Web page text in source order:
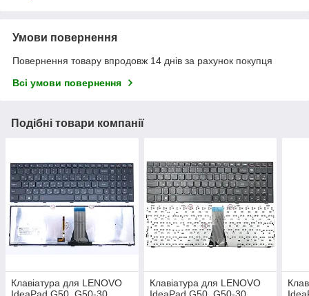
Умови повернення
Повернення товару впродовж 14 днів за рахунок покупця
Всі умови повернення
Подібні товари компанії
Клавіатура для LENOVO
Клавіатура для LENOVO